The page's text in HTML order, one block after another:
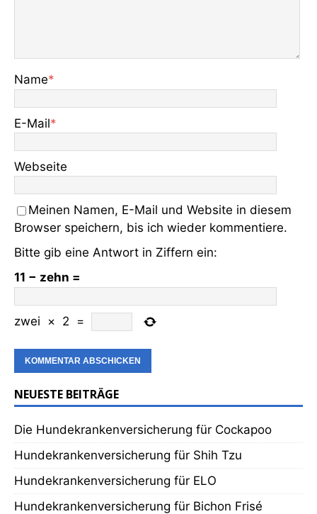
Name*
E-Mail*
Webseite
Meinen Namen, E-Mail und Website in diesem
Browser speichern, bis ich wieder kommentiere.
Bitte gib eine Antwort in Ziffern ein:
11 − zehn =
zwei × 2 =
NEUESTE BEITRÄGE
Die Hundekrankenversicherung für Cockapoo
Hundekrankenversicherung für Shih Tzu
Hundekrankenversicherung für ELO
Hundekrankenversicherung für Bichon Frisé